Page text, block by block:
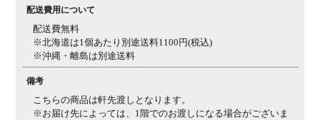
配送費用について
配送費無料
※北海道は1個あたり別途送料1100円(税込)
※沖縄・離島は別途送料
備考
こちらの商品は軒先渡しとなります。
※お届け先によっては、1階でのお渡しになる場合がございま